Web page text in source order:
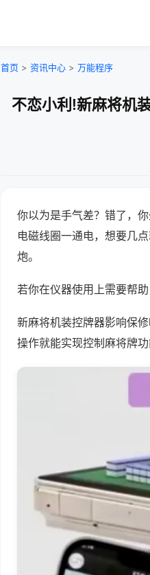
首页 > 资讯中心 > 万能程序
不恋小利!新麻将机
你以为是手气差？错了，
电磁线圈一通电，想要几
炮。
若你在仪器使用上需要帮
新麻将机装控牌器影响保
操作就能实现控制麻将牌功